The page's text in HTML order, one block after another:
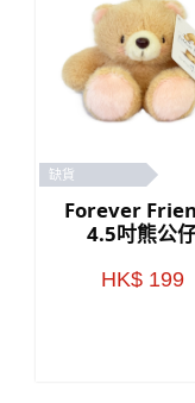
缺貨
Forever
4.5吋熊公
HK$ 199